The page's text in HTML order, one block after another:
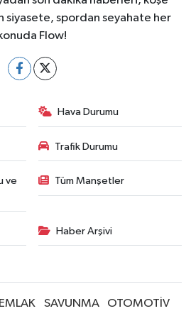
siyasete, spordan seyahate her
Flow!
Hava Durumu
Trafik Durumu
ve
Tüm Manşetler
Haber Arşivi
EMLAK SAVUNMA OTOMOTİV